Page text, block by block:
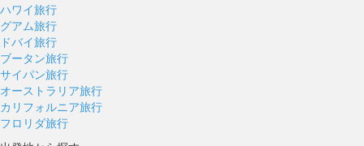
ハワイ旅行
グアム旅行
ドバイ旅行
ブータン旅行
サイパン旅行
オーストラリア旅行
カリフォルニア旅行
フロリダ旅行